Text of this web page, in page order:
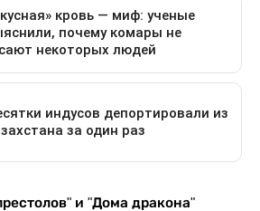
и "Дома дракона"